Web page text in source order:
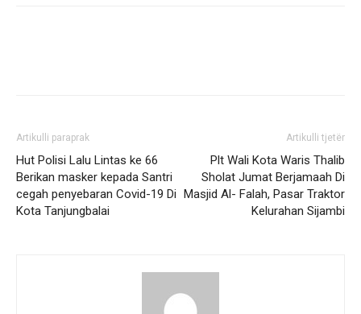
Artikulli paraprak
Hut Polisi Lalu Lintas ke 66
Berikan masker kepada Santri
cegah penyebaran Covid-19 Di
Kota Tanjungbalai
Artikulli tjetër
Plt Wali Kota Waris Thalib
Sholat Jumat Berjamaah Di
Masjid Al- Falah, Pasar Traktor
Kelurahan Sijambi